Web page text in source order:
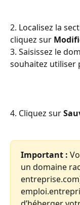
2. Localisez la
cliquez sur
3. Saisissez le
souhaitez utiliser
4. Cliquez sur
Important :
un domaine